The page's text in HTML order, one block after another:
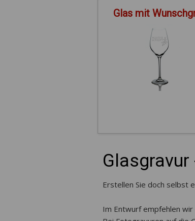
Glas mit
Glasgravur
Erstellen Sie doch selbst
Im Entwurf empfehlen